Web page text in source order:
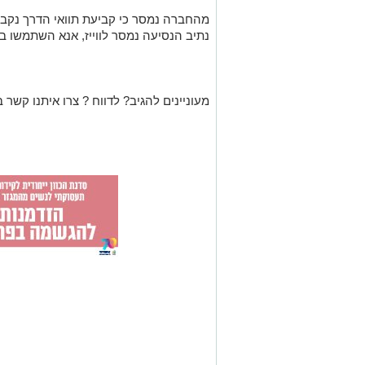
מהחברה נמסר כי קביעת תוואי הדרך
נתיב הנסיעה נמסר לווייז, אנא השתמשו
מעוניינים להגיב? לדווח ? צרו איתנו קשר